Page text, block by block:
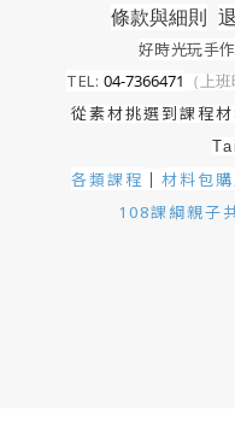
條款與細則
好時光玩手
TEL: 04-7366471 （上
從素材挑選到課程
各類課程 ｜ 材料包購
108課綱親子